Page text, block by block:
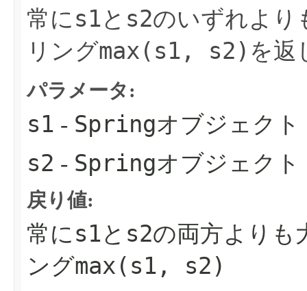
常にs1と s2のいずれより
リングmax(s1, s2) を返
パラメータ:
s1 - Springオブジェクト
s2 - Springオブジェクト
戻り値:
常にs1と s2の両方よりも
ングmax(s1, s2)